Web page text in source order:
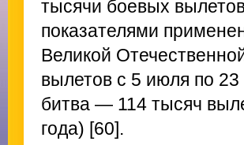
тысячи боевых
показателями
Великой
вылетов с 5 июля по 23
битва — 114 тысяч
года) [60].